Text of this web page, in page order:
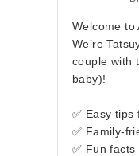
Welcome to
We’re
couple with
baby)!
✅ Easy
✅ Family-
✅ Fun